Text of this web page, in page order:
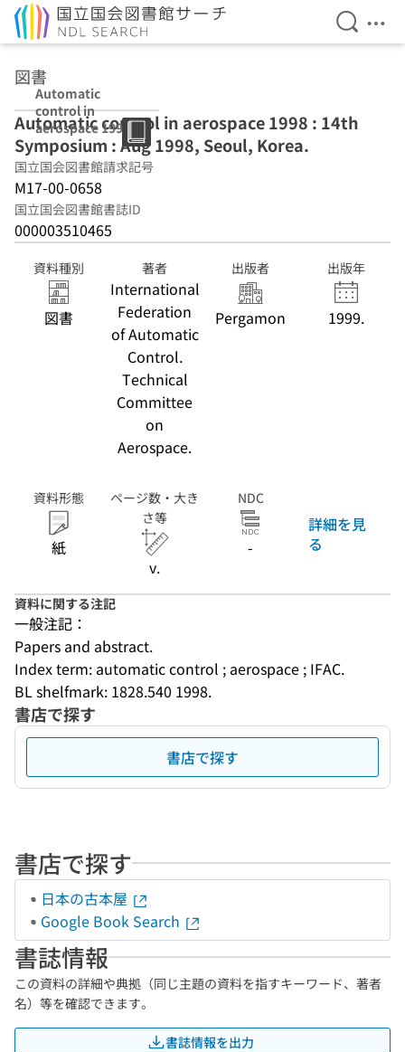
検索を
メ
図書
Automatic
control in
aerospace 1998 :
14th
Symposium :
Aug 1998, Seoul,
Korea.
Automatic control in aerospace 1998 : 14th
Symposium : Aug 1998, Seoul, Korea.
国立国会図書館請求記号
M17-00-0658
国立国会図書館書誌ID
000003510465
資料種別
図書
著者
International
Federation
of Automatic
Control.
Technical
Committee
on
Aerospace.
出版者
Pergamon
出版年
1999.
資料形態
紙
ページ数・大き
さ等
v.
NDC
-
詳細を見
る
資料に関する注記
一般注記：
Papers and abstract.
Index term: automatic control ; aerospace ; IFAC.
BL shelfmark: 1828.540 1998.
書店で探す
書店で探す
書店で探す
日本の古本屋
Google Book Search
書誌情報
この資料の詳細や典拠（同じ主題の資料を指すキーワード、著者
名）等を確認できます。
書誌情報を出力